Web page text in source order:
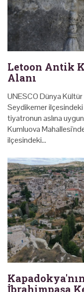
Letoon Antik
Alanı
UNESCO Dünya Kültür
Seydikemer
tiyatronun aslına
Kumluova
ilçesindeki…
İbrahimpaşa